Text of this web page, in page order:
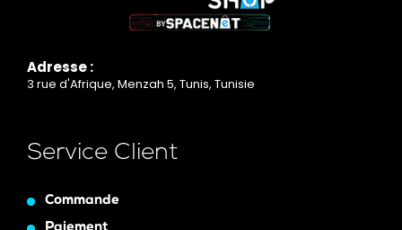
Adresse :
3 rue d'Afrique, Menzah 5, Tunis, Tunisie
Service Client
Commande